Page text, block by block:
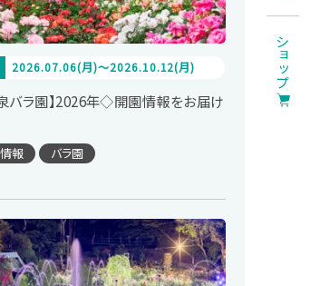
ショップ
2026.07.06(月)～2026.10.12(月)
バラ園】2026年◇開園情報をお届け
報 バラ園